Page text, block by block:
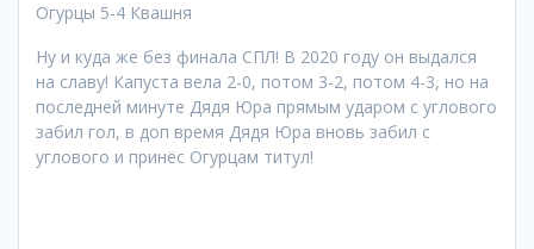
Огурцы 5-4 Квашня
Ну и куда же без финала СПЛ! В 2020 году он выдался
на славу! Капуста вела 2-0, потом 3-2, потом 4-3, но на
последней минуте Дядя Юра прямым ударом с углового
забил гол, в доп время Дядя Юра вновь забил с
углового и принëс Огурцам титул!